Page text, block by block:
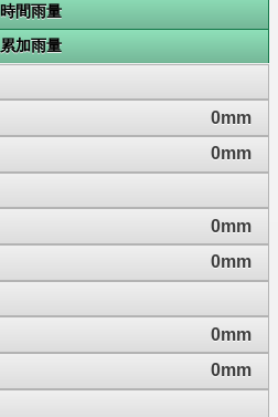
時間雨量
累加雨量
0mm
0mm
0mm
0mm
0mm
0mm